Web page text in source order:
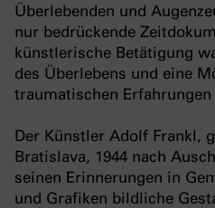
Überlebenden und
nur bedrückende
künstlerische Betätigung
des Überlebens und eine
traumatischen
Der Künstler Adolf Frankl,
Bratislava, 1944 nach
seinen Erinnerungen in
und Grafiken bildliche